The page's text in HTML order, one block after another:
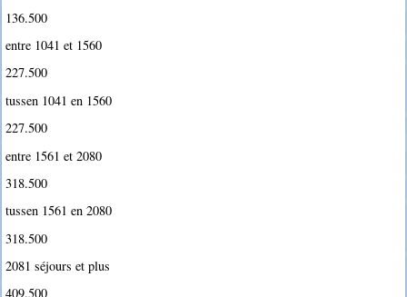
136.500 
entre 1041 et 1560
227.500 
tussen 1041 en 1560
227.500 
entre 1561 et 2080
318.500 
tussen 1561 en 2080
318.500 
2081 séjours et plus
409.500 